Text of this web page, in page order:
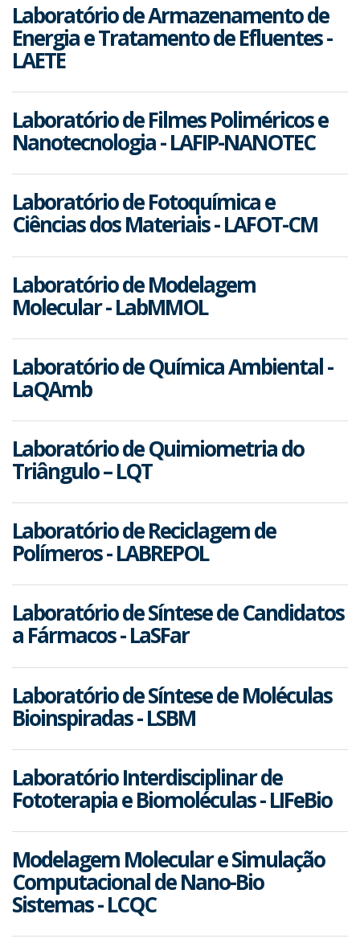
Laboratório de Armazenamento de
Energia e Tratamento de Efluentes -
LAETE
Laboratório de Filmes Poliméricos e
Nanotecnologia - LAFIP-NANOTEC
Laboratório de Fotoquímica e
Ciências dos Materiais - LAFOT-CM
Laboratório de Modelagem
Molecular - LabMMOL
Laboratório de Química Ambiental -
LaQAmb
Laboratório de Quimiometria do
Triângulo – LQT
Laboratório de Reciclagem de
Polímeros - LABREPOL
Laboratório de Síntese de Candidatos
a Fármacos - LaSFar
Laboratório de Síntese de Moléculas
Bioinspiradas - LSBM
Laboratório Interdisciplinar de
Fototerapia e Biomoléculas - LIFeBio
Modelagem Molecular e Simulação
Computacional de Nano-Bio
Sistemas - LCQC